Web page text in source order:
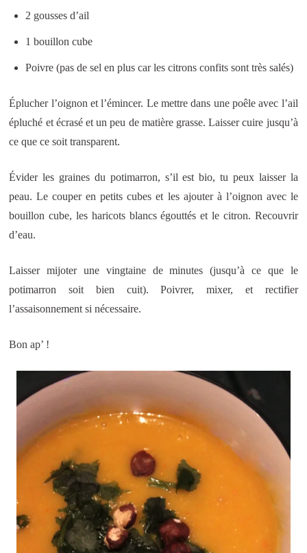
2 gousses d’ail
1 bouillon cube
Poivre (pas de sel en plus car les citrons confits sont très salés)
Éplucher l’oignon et l’émincer. Le mettre dans une poêle avec l’ail
épluché et écrasé et un peu de matière grasse. Laisser cuire jusqu’à
ce que ce soit transparent.
Évider les graines du potimarron, s’il est bio, tu peux laisser la
peau. Le couper en petits cubes et les ajouter à l’oignon avec le
bouillon cube, les haricots blancs égouttés et le citron. Recouvrir
d’eau.
Laisser mijoter une vingtaine de minutes (jusqu’à ce que le
potimarron soit bien cuit). Poivrer, mixer, et rectifier
l’assaisonnement si nécessaire.
Bon ap’ !